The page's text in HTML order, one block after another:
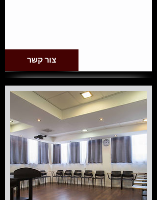
צור קשר